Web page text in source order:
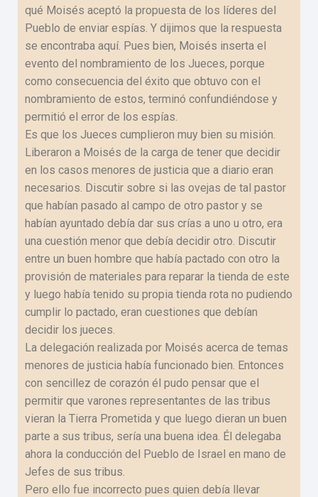
qué Moisés aceptó la propuesta de los líderes del
Pueblo de enviar espías. Y dijimos que la respuesta
se encontraba aquí. Pues bien, Moisés inserta el
evento del nombramiento de los Jueces, porque
como consecuencia del éxito que obtuvo con el
nombramiento de estos, terminó confundiéndose y
permitió el error de los espías.
Es que los Jueces cumplieron muy bien su misión.
Liberaron a Moisés de la carga de tener que decidir
en los casos menores de justicia que a diario eran
necesarios. Discutir sobre si las ovejas de tal pastor
que habían pasado al campo de otro pastor y se
habían ayuntado debía dar sus crías a uno u otro, era
una cuestión menor que debía decidir otro. Discutir
entre un buen hombre que había pactado con otro la
provisión de materiales para reparar la tienda de este
y luego había tenido su propia tienda rota no pudiendo
cumplir lo pactado, eran cuestiones que debían
decidir los jueces.
La delegación realizada por Moisés acerca de temas
menores de justicia había funcionado bien. Entonces
con sencillez de corazón él pudo pensar que el
permitir que varones representantes de las tribus
vieran la Tierra Prometida y que luego dieran un buen
parte a sus tribus, sería una buena idea. Él delegaba
ahora la conducción del Pueblo de Israel en mano de
Jefes de sus tribus.
Pero ello fue incorrecto pues quien debía llevar